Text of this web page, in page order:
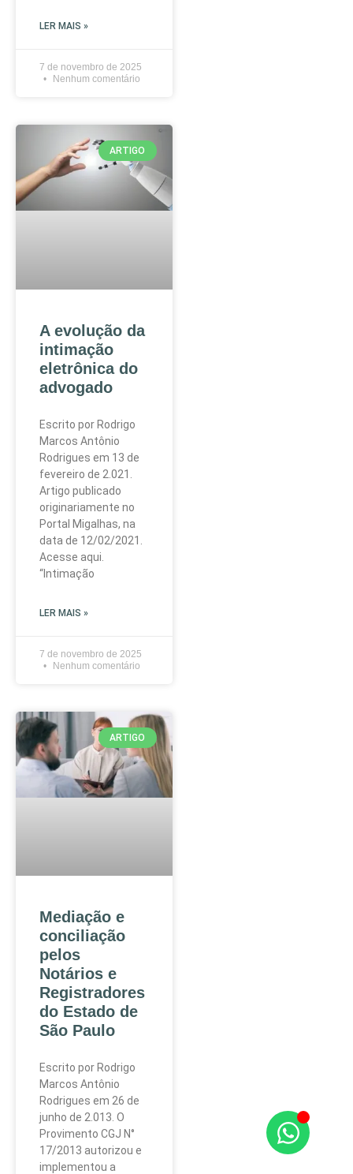
LER MAIS »
7 de novembro de 2025
Nenhum comentário
ARTIGO
A evolução da
intimação
eletrônica do
advogado
Escrito por Rodrigo
Marcos Antônio
Rodrigues em 13 de
fevereiro de 2.021.
Artigo publicado
originariamente no
Portal Migalhas, na
data de 12/02/2021.
Acesse aqui.
“Intimação
LER MAIS »
7 de novembro de 2025
Nenhum comentário
ARTIGO
Mediação e
conciliação
pelos
Notários e
Registradores
do Estado de
São Paulo
Escrito por Rodrigo
Marcos Antônio
Rodrigues em 26 de
junho de 2.013. O
Provimento CGJ N°
17/2013 autorizou e
implementou a